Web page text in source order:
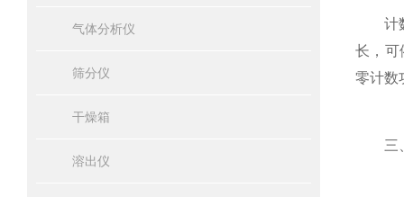
气体分析仪
筛分仪
干燥箱
溶出仪
计数
长，可
零计数
三、